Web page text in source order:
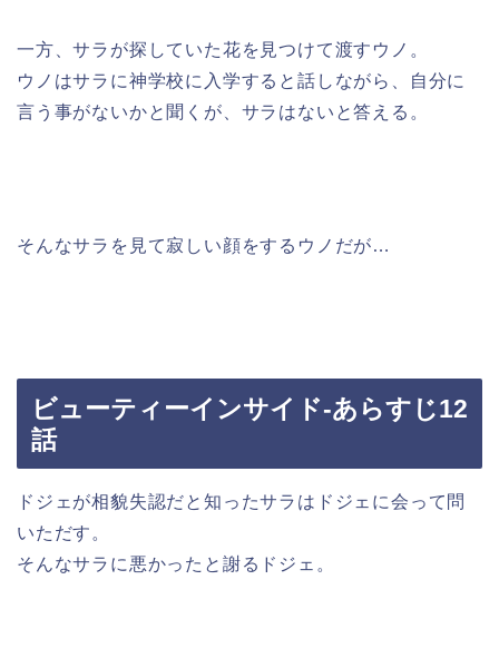
一方、サラが探していた花を見つけて渡すウノ。
ウノはサラに神学校に入学すると話しながら、自分に
言う事がないかと聞くが、サラはないと答える。
そんなサラを見て寂しい顔をするウノだが…
ビューティーインサイド-あらすじ12
話
ドジェが相貌失認だと知ったサラはドジェに会って問
いただす。
そんなサラに悪かったと謝るドジェ。